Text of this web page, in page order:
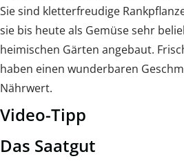
Sie sind kletterfreudige
sie bis heute als Gemüse sehr
heimischen Gärten angebaut.
haben einen wunderbaren
Nährwert.
Video-Tipp
Das Saatgut